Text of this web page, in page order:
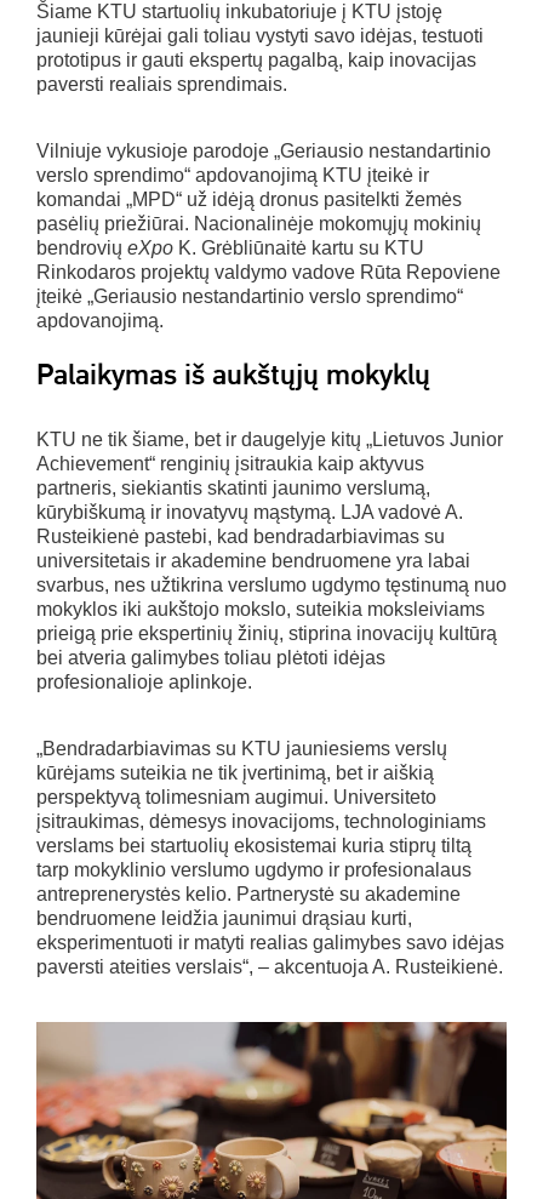
Šiame KTU startuolių inkubatoriuje į KTU įstoję
jaunieji kūrėjai gali toliau vystyti savo idėjas, testuoti
prototipus ir gauti ekspertų pagalbą, kaip inovacijas
paversti realiais sprendimais.
Vilniuje vykusioje parodoje „Geriausio nestandartinio
verslo sprendimo“ apdovanojimą KTU įteikė ir
komandai „MPD“ už idėją dronus pasitelkti žemės
pasėlių priežiūrai. Nacionalinėje mokomųjų mokinių
bendrovių eXpo K. Grėbliūnaitė kartu su KTU
Rinkodaros projektų valdymo vadove Rūta Repoviene
įteikė „Geriausio nestandartinio verslo sprendimo“
apdovanojimą.
Palaikymas iš aukštųjų mokyklų
KTU ne tik šiame, bet ir daugelyje kitų „Lietuvos Junior
Achievement“ renginių įsitraukia kaip aktyvus
partneris, siekiantis skatinti jaunimo verslumą,
kūrybiškumą ir inovatyvų mąstymą. LJA vadovė A.
Rusteikienė pastebi, kad bendradarbiavimas su
universitetais ir akademine bendruomene yra labai
svarbus, nes užtikrina verslumo ugdymo tęstinumą nuo
mokyklos iki aukštojo mokslo, suteikia moksleiviams
prieigą prie ekspertinių žinių, stiprina inovacijų kultūrą
bei atveria galimybes toliau plėtoti idėjas
profesionalioje aplinkoje.
„Bendradarbiavimas su KTU jauniesiems verslų
kūrėjams suteikia ne tik įvertinimą, bet ir aiškią
perspektyvą tolimesniam augimui. Universiteto
įsitraukimas, dėmesys inovacijoms, technologiniams
verslams bei startuolių ekosistemai kuria stiprų tiltą
tarp mokyklinio verslumo ugdymo ir profesionalaus
antreprenerystės kelio. Partnerystė su akademine
bendruomene leidžia jaunimui drąsiau kurti,
eksperimentuoti ir matyti realias galimybes savo idėjas
paversti ateities verslais“, – akcentuoja A. Rusteikienė.